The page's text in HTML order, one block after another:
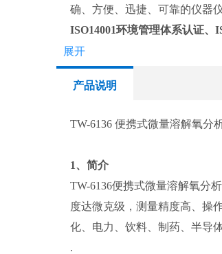
确、方便、迅捷、可靠的仪器
ISO14001环境管理体系认证、
业评审和认证，并在各个环节
心严格审核，我公司成为
公司特别注重高科技研发
务队伍，可以为用户提供全面的
学水分析仪器、实验室油分析
种产品，拥有发明、实用新型
位”。
公司 始终坚持以市场和用
展开
产品说明
TW-6136 便携式微量溶解氧分
1、简介
TW-6136便携式微量溶解氧分
度达微克级，测量精度高、操
化、电力、饮料、制药、半导
.